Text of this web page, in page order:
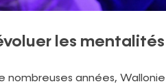
les
nombreuses années,